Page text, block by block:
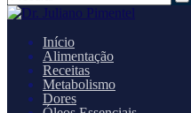
Início
Alimentação
Receitas
Metabolismo
Dores